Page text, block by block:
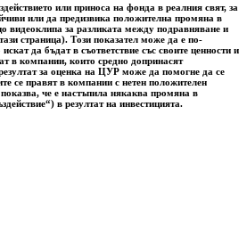
или приноса на фонда в реалния свят, за
или да предизвика положителна промяна в
видеоклипа за разликата между подравняване и
страница). Този показател може да е по-
да бъдат в съответствие със своите ценности и
в компании, които средно допринасят
за оценка на ЦУР може да помогне да се
се правят в компании с нетен положителен
че е настъпила някаква промяна в
в резултат на инвестицията.